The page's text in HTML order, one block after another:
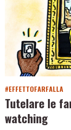
#EFFETTOFARFALLA
Tutelare le
watching